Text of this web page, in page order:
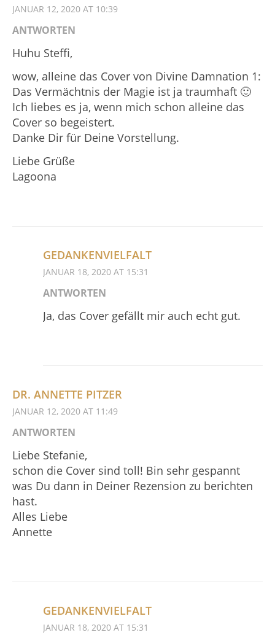
JANUAR 12, 2020 AT 10:39
ANTWORTEN
Huhu Steffi,
wow, alleine das Cover von Divine Damnation 1:
Das Vermächtnis der Magie ist ja traumhaft 🙂
Ich liebes es ja, wenn mich schon alleine das
Cover so begeistert.
Danke Dir für Deine Vorstellung.
Liebe Grüße
Lagoona
GEDANKENVIELFALT
JANUAR 18, 2020 AT 15:31
ANTWORTEN
Ja, das Cover gefällt mir auch echt gut.
DR. ANNETTE PITZER
JANUAR 12, 2020 AT 11:49
ANTWORTEN
Liebe Stefanie,
schon die Cover sind toll! Bin sehr gespannt
was Du dann in Deiner Rezension zu berichten
hast.
Alles Liebe
Annette
GEDANKENVIELFALT
JANUAR 18, 2020 AT 15:31